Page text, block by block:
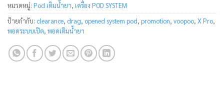
หมวดหมู่: Pod เติมน้ำยา, เครื่อง POD SYSTEM
ป้ายกำกับ: clearance, drag, opened system pod, promotion, voopoo, X Pro,
พอดระบบเปิด, พอดเติมน้ำยา